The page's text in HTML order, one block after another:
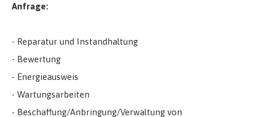
Anfrage:
- Reparatur und Instandhaltung
- Bewertung
- Energieausweis
- Wartungsarbeiten
- Beschaffung/Anbringung/Verwaltung von